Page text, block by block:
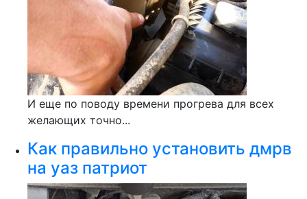
И еще по поводу времени прогрева для всех
желающих точно...
Как правильно установить дмрв
на уаз патриот